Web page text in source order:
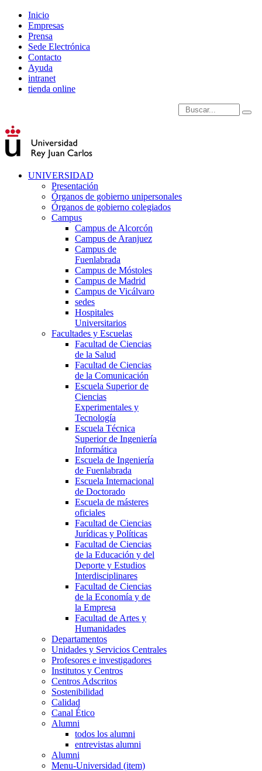
Inicio
Empresas
Prensa
Sede Electrónica
Contacto
Ayuda
intranet
tienda online
Introduce términos de
UNIVERSIDAD
Presentación
Órganos de gobierno unipersonales
Órganos de gobierno colegiados
Campus
Campus de Alcorcón
Campus de Aranjuez
Campus de
Fuenlabrada
Campus de Móstoles
Campus de Madrid
Campus de Vicálvaro
sedes
Hospitales
Universitarios
Facultades y Escuelas
Facultad de Ciencias
de la Salud
Facultad de Ciencias
de la Comunicación
Escuela Superior de
Ciencias
Experimentales y
Tecnología
Escuela Técnica
Superior de Ingeniería
Informática
Escuela de Ingeniería
de Fuenlabrada
Escuela Internacional
de Doctorado
Escuela de másteres
oficiales
Facultad de Ciencias
Jurídicas y Políticas
Facultad de Ciencias
de la Educación y del
Deporte y Estudios
Interdisciplinares
Facultad de Ciencias
de la Economía y de
la Empresa
Facultad de Artes y
Humanidades
Departamentos
Unidades y Servicios Centrales
Profesores e investigadores
Institutos y Centros
Centros Adscritos
Sostenibilidad
Calidad
Canal Ético
Alumni
todos los alumni
entrevistas alumni
Alumni
Menu-Universidad (item)